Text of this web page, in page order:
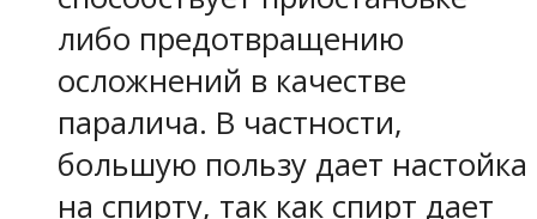
либо предотвращению
осложнений в качестве
паралича. В частности,
большую пользу дает настойка
на спирту, так как спирт дает